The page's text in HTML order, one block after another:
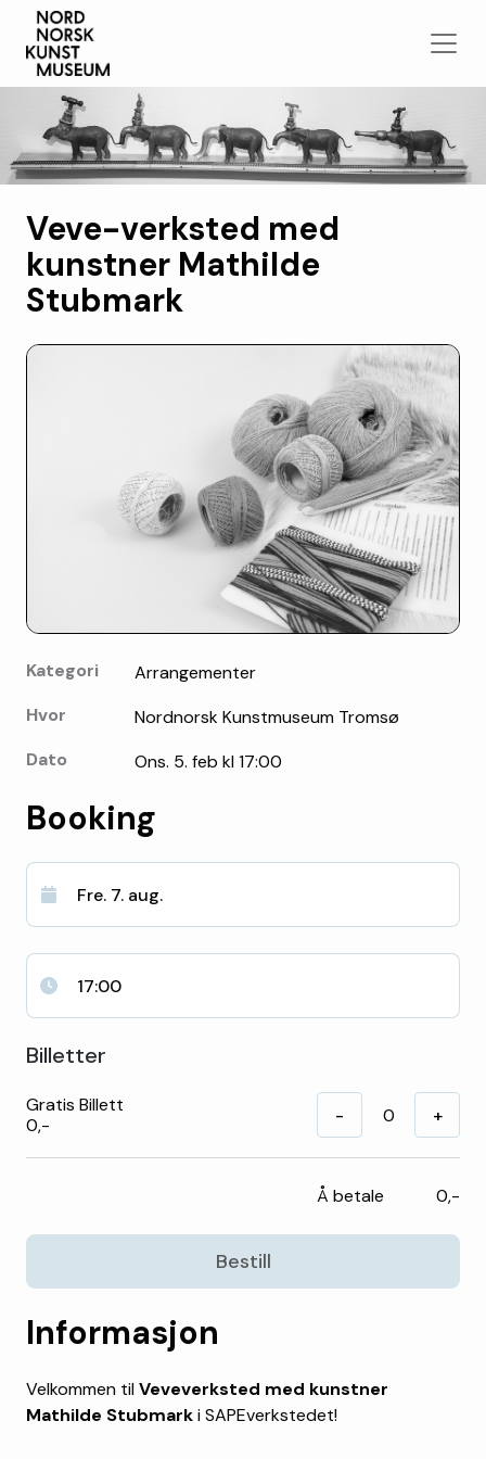
Veve-verksted med
kunstner Mathilde
Stubmark
Kategori
Arrangementer
Hvor
Nordnorsk Kunstmuseum Tromsø
Dato
Ons. 5. feb kl 17:00
Booking
Fre. 7. aug.
17:00
Billetter
Gratis Billett
0,-
- +
Å betale 0,-
Bestill
Informasjon
Velkommen tilVeveverksted med kunstner
Mathilde Stubmarki SAPEverkstedet!